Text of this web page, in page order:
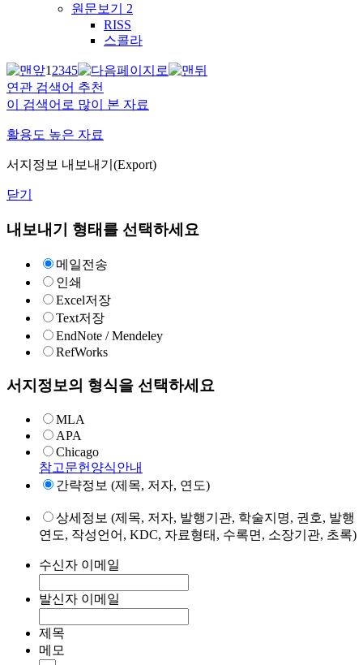
원문보기 2
RISS
스콜라
12345
연관 검색어 추천
이 검색어로 많이 본 자료
활용도 높은 자료
서지정보 내보내기(Export)
닫기
내보내기 형태를 선택하세요
메일전송
인쇄
Excel저장
Text저장
EndNote / Mendeley
RefWorks
서지정보의 형식을 선택하세요
MLA
APA
Chicago
참고문헌양식안내
간략정보 (제목, 저자, 연도)
상세정보 (제목, 저자, 발행기관, 학술지명, 권호, 발행
연도, 작성언어, KDC, 자료형태, 수록면, 소장기관, 초록)
수신자 이메일
발신자 이메일
제목
메모